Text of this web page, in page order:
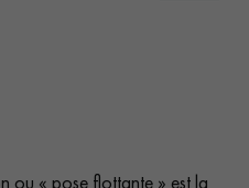
ou « pose flottante » est la